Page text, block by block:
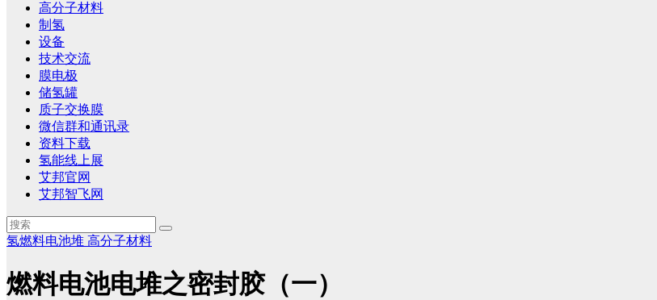
高分子材料
制氢
设备
技术交流
膜电极
储氢罐
质子交换膜
微信群和通讯录
资料下载
氢能线上展
艾邦官网
艾邦智飞网
氢燃料电池堆 高分子材料
燃料电池电堆之密封胶（一）